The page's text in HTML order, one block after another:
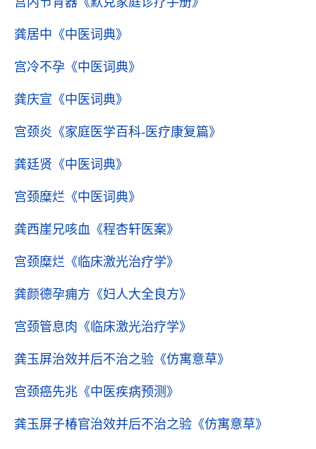
龚居中 《中医词典》
宫冷不孕 《中医词典》
龚庆宣 《中医词典》
宫颈炎 《家庭医学百科-医疗康复篇》
龚廷贤 《中医词典》
宫颈糜烂 《中医词典》
龚西崖兄咳血 《程杏轩医案》
宫颈糜烂 《临床激光治疗学》
龚颜德孕痈方 《妇人大全良方》
宫颈管息肉 《临床激光治疗学》
龚玉屏治效并后不治之验 《仿寓意草》
宫颈癌先兆 《中医疾病预测》
龚玉屏子椿官治效并后不治之验 《仿寓意草》